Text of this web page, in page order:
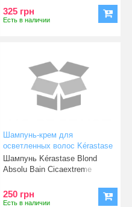
уходе
325 грн
Есть в наличии
Шампунь-крем для
осветленных волос Kérastase
Blond Absolu Bain Cicaextreme
75 мл
Шампунь Kérastase Blond
Absolu Bain Cicaextreme
250 грн
Есть в наличии